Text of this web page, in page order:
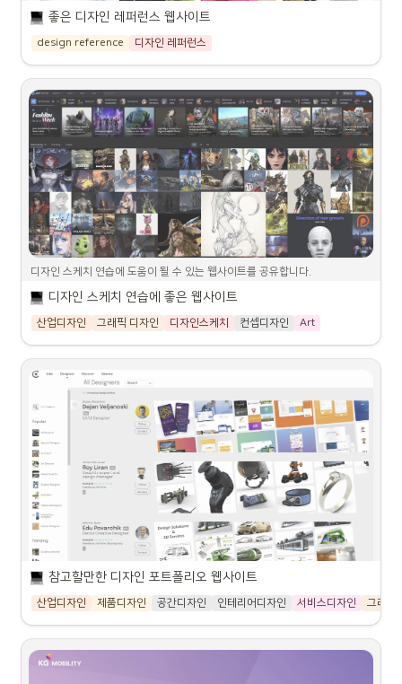
늦은 과제
니다.
표절
다른 사람의 생각을 자신의 것으로 제시하는 것은 글자 그대로 옮
겨오든 자신의 말로 다시 표현하든 중대한 학문적 범죄입니다. 연
구 윤리 가이드에서 표절에 대한 설명을 숙지하세요.
중간고사
중간고사는 과제 대체입니다. 과제는 수업의 진행상황에 따라 다
르게 부여될 수 있습니다.
기말고사
기말고사는 과제 대체입니다. 기말 과제는 프로젝트형으로 진행예
안내사항
본 수업은 산업디자인학과 1학년을 대상으로 한 디지털적
표현 방법을 습득하는 수업입니다. 단순한 그래픽만이 아닌
치수 개념이 들어가기 때문에 산업디자인학과가 아닌 분들
에게는 수업 내용이 조금 맞지 않게 느껴질 수도 있는점 참
고바랍니다.
개인용 노트북이 있으면 수업에 유리합니다. 앞으로 대학생
활동안 작업물들을 1학년 때부터 차근차근 만들어나가려면
개인 pc로 처음부터 작업하는게 좋으니 참고바랍니다.
3.
전반기 수업에 디지털 사진의 촬영과 보정에 대한 수업이 예
신 분들은 본인의 스마트 폰에서 RAW파일로 저장이 가능
(DSLR, Mirrorless 등)나 휴대폰 사진 둘 다 무방하니 카메
라가 없다고 무리해서 구입하시지는 않으셔도 됩니다.
강의 일정
평가 기준
평가 항목
출석: 20%
중간고사: 20%
과제 및 보고서: 10%
기말고사:
기타(태도, 발표, 성실성 등): 10%
등급
A- 이상
B+이하 55%
*학교 규정에 의거 점수 배분
과제 제출
모든 레포트와 과제는 기한내에 제출 필수입니다(기한을 못지키
거나 미제출시 점수 차감)
늦은 과제
늦은 과제는 마감일 이후 24시간이 경과할 때마다 5%씩 감점합
겨오든 자신의 말로 다시 표현하든 중대한 학문적 범죄입니다. 연
www.pantone.com
Shutterstock 2022 크리에이티브 트렌드: 데이터 기반 인사이트
Shutterstock 사용자 및
Shutterstock AI로부터 수집한 데
이터를 기반으로 한 2022 상위 트
렌드를 확인하여 다가올 한 해의 트
렌드를 선도하세요.
https://content.shutterstock.com/creative-trends/ko.html
디자인 관련 다양한 레퍼런스를 공유하니 많은 작업에 참고하세요.
저도 실무 때 많이 활용하던 사이트들입니다.
WMF Online Shop | Tradition and Quality Since 170 Years
Largest & most exclusive selection of elegant premium cutlery,
coffee machines and more. ✓Free & fast shipping from 49€.
✓Purchase on account ✓Shop now!
https://www.wmf.com/de/en/
Arclinea | La Cucina Italiana di Design
Le cucine Arclinea sono sinonimo di eccellenza, dotate di
condividere.
https://arclinea.com/it/
Boffi Official Website - Made in Italy Furniture Brand
guided by the best designers.
Quality Kitchens,
Components, Bathrooms and
Furnishing Accessories.
https://www.boffi.com/en/
As the leading brand for
luxury kitchens made in
Germany and inventor of the
modern kitchen, Poggenpohl
indelibly combines
architectural concepts and
design principles with
offerings, outstanding
craftsmanship, and technical
precisio…
https://www.poggenpohl.com/
Trendir
Trendir is a cool collection of modern everything from
furniture to architecture and interior design
https://www.trendir.com/?fbclid=IwAR2krKfm6r5tG4gMNIbNLilEUCw8FAsmaiPbc_A-sRnvVBZp0VP3zNOlwpk
Archiproducts - Furniture, Design and Lighting
Archiproducts.com, the most
좋은 디자인 레퍼런스 웹사이트
design reference 디자인 레퍼런스
디자인 스케치 연습에 도움이 될 수 있는 웹사이트를 공유합니다.
Artstation
ArtStation - Explore
ArtStation is the leading
games, film, media &
entertainment artists.
Haraldbelker
Home
https://www.haraldbelker.com/
Fengzhu Design
FZD School of Design
디자인 스케치 연습에 좋은 웹사이트
산업디자인 그래픽 디자인 디자인스케치 컨셉디자인 Art
Design Jobs and Portfolios | Coroflot
Coroflot is where designers
are found and hired:
companies post
opportunities and search for
참고할만한 디자인 포트폴리오 웹사이트
산업디자인 제품디자인 공간디자인 인테리어디자인 서비스디자인 그래픽